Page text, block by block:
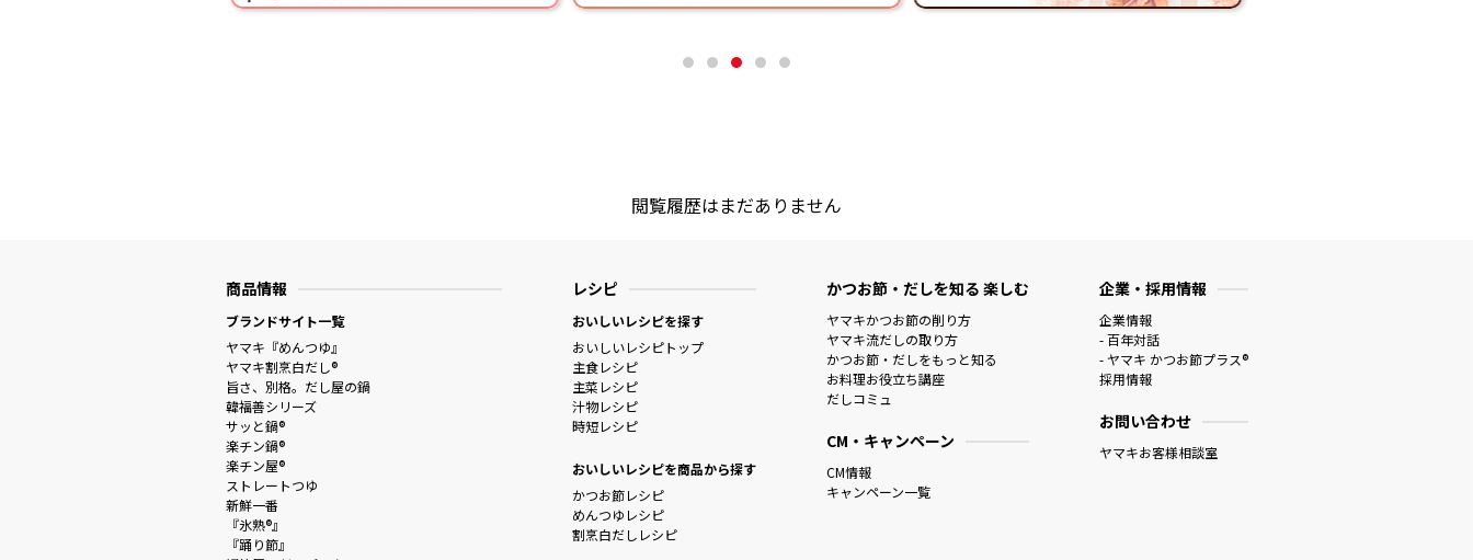
閲覧履歴はまだありません
商品情報
ブランドサイト一覧
ヤマキ『めんつゆ』
ヤマキ割烹白だし®
旨さ、別格。だし屋の鍋
韓福善シリーズ
サッと鍋®
楽チン鍋®
楽チン屋®
ストレートつゆ
新鮮一番
『氷熟®』
『踊り節』
レシピ
おいしいレシピを探す
おいしいレシピトップ
主食レシピ
主菜レシピ
汁物レシピ
時短レシピ
おいしいレシピを商品から探す
かつお節レシピ
めんつゆレシピ
割烹白だしレシピ
かつお節・だしを知る 楽しむ
ヤマキかつお節の削り方
ヤマキ流だしの取り方
かつお節・だしをもっと知る
お料理お役立ち講座
だしコミュ
CM・キャンペーン
CM情報
キャンペーン一覧
企業・採用情報
企業情報
- 百年対話
- ヤマキ かつお節プラス®
採用情報
お問い合わせ
ヤマキお客様相談室